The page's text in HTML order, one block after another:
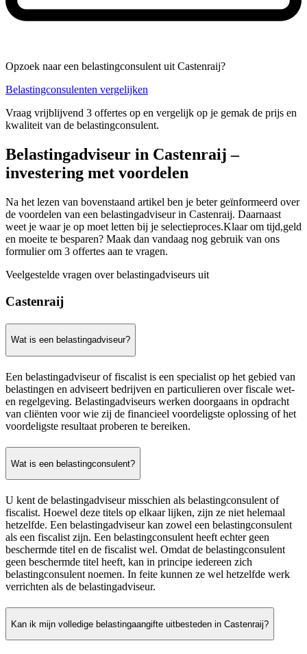
Opzoek naar een belastingconsulent uit Castenraij?
Belastingconsulenten vergelijken
Vraag vrijblijvend 3 offertes op en vergelijk op je gemak de prijs en
kwaliteit van de belastingconsulent.
Belastingadviseur in Castenraij –
investering met voordelen
Na het lezen van bovenstaand artikel ben je beter geïnformeerd over
de voordelen van een belastingadviseur in Castenraij. Daarnaast
weet je waar je op moet letten bij je selectieproces.Klaar om tijd,geld
en moeite te besparen? Maak dan vandaag nog gebruik van ons
formulier om 3 offertes aan te vragen.
Veelgestelde vragen over belastingadviseurs uit
Castenraij
Wat is een belastingadviseur?
Een belastingadviseur of fiscalist is een specialist op het gebied van
belastingen en adviseert bedrijven en particulieren over fiscale wet-
en regelgeving. Belastingadviseurs werken doorgaans in opdracht
van cliënten voor wie zij de financieel voordeligste oplossing of het
voordeligste resultaat proberen te bereiken.
Wat is een belastingconsulent?
U kent de belastingadviseur misschien als belastingconsulent of
fiscalist. Hoewel deze titels op elkaar lijken, zijn ze niet helemaal
hetzelfde. Een belastingadviseur kan zowel een belastingconsulent
als een fiscalist zijn. Een belastingconsulent heeft echter geen
beschermde titel en de fiscalist wel. Omdat de belastingconsulent
geen beschermde titel heeft, kan in principe iedereen zich
belastingconsulent noemen. In feite kunnen ze wel hetzelfde werk
verrichten als de belastingadviseur.
Kan ik mijn volledige belastingaangifte uitbesteden in Castenraij?